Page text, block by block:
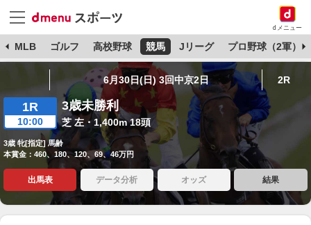
dメニュー
MLB ゴルフ 高校野球 競馬 Jリーグ プロ野球（2軍）
6月30日(日) 3回中京2日 2R
1R
10:00
3歳未勝利
芝 左・1,400m 18頭
3歳 牝[指定] 馬齢
本賞金：460、180、120、69、46万円
出馬表 データ分析 オッズ 結果